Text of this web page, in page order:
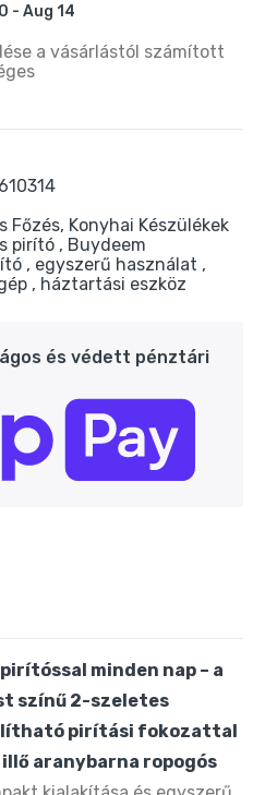
- Aug 14
a vásárlástól számított
Főzés, Konyhai Készülékek
pirító
Buydeem
egyszerű használat
háztartási eszköz
és védett pénztári
minden nap – a
színű 2-szeletes
pirítási fokozattal
aranybarna ropogós